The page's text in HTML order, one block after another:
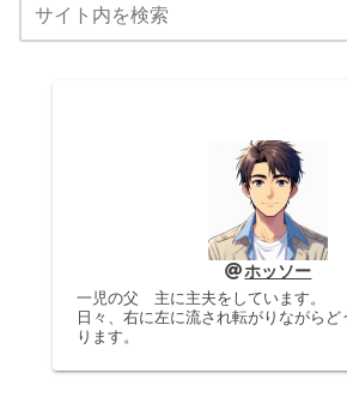
ホッソー
一児の父 主に主夫をしています。
日々、右に左に流され転がりながらど
ります。